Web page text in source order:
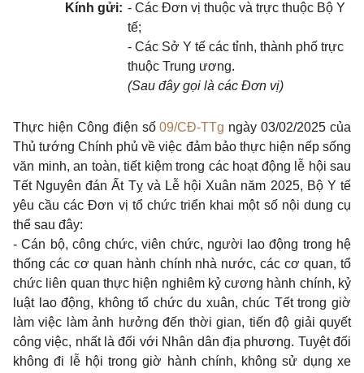
Kính gửi: - Các Đơn vị thuộc và trực thuộc Bộ Y
tế;
- Các Sở Y tế các tỉnh, thành phố trực
thuộc Trung ương.
(Sau đây gọi là các Đơn vị)
Thực hiện Công điện số09/CĐ-TTg ngày 03/02/2025 của
Thủ tướng Chính phủ về việc đảm bảo thực hiện nếp sống
văn minh, an toàn, tiết kiệm trong các hoạt động lễ hội sau
Tết Nguyên đánẤt Tỵ và Lễ hội Xuân năm 2025, Bộ Y tế
yêu cầu các Đơn vị tổ chức triển khai một số nội dung cụ
thể sau đây:
- Cán bộ, công chức, viên chức, người lao động trong hệ
thống các cơ quan hành chính nhà nước, các cơ quan, tổ
chức liên quan thực hiện nghiêm kỷ cương hành chính, kỷ
luật lao động, không tổ chức du xuân, chúc Tết trong giờ
làm việc làm ảnh hưởng đến thời gian, tiến độ giải quyết
công việc, nhất là đối với Nhân dân địa phương. Tuyệt đối
không đi l ễhội trong giờ hành chính, không sử dụng xe